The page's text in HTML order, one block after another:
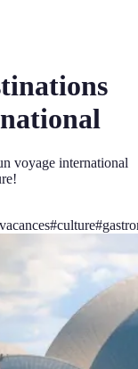
voyage international
vacances#culture#